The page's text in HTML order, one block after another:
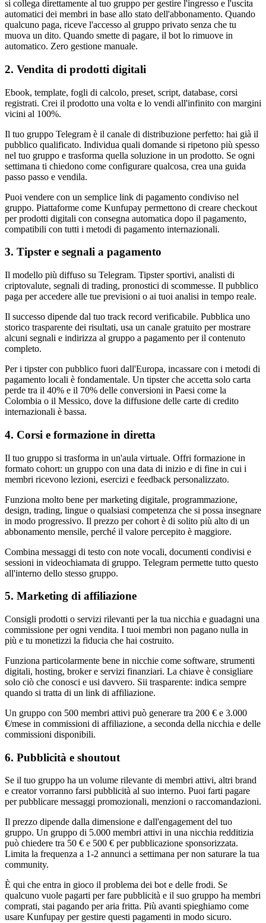
si collega direttamente al tuo gruppo per gestire l'ingresso e l'uscita
automatici dei membri in base allo stato dell'abbonamento. Quando
qualcuno paga, riceve l'accesso al gruppo privato senza che tu
muova un dito. Quando smette di pagare, il bot lo rimuove in
automatico. Zero gestione manuale.
2. Vendita di prodotti digitali
Ebook, template, fogli di calcolo, preset, script, database, corsi
registrati. Crei il prodotto una volta e lo vendi all'infinito con margini
vicini al 100%.
Il tuo gruppo Telegram è il canale di distribuzione perfetto: hai già il
pubblico qualificato. Individua quali domande si ripetono più spesso
nel tuo gruppo e trasforma quella soluzione in un prodotto. Se ogni
settimana ti chiedono come configurare qualcosa, crea una guida
passo passo e vendila.
Puoi vendere con un semplice link di pagamento condiviso nel
gruppo. Piattaforme come Kunfupay permettono di creare checkout
per prodotti digitali con consegna automatica dopo il pagamento,
compatibili con tutti i metodi di pagamento internazionali.
3. Tipster e segnali a pagamento
Il modello più diffuso su Telegram. Tipster sportivi, analisti di
criptovalute, segnali di trading, pronostici di scommesse. Il pubblico
paga per accedere alle tue previsioni o ai tuoi analisi in tempo reale.
Il successo dipende dal tuo track record verificabile. Pubblica uno
storico trasparente dei risultati, usa un canale gratuito per mostrare
alcuni segnali e indirizza al gruppo a pagamento per il contenuto
completo.
Per i tipster con pubblico fuori dall'Europa, incassare con i metodi di
pagamento locali è fondamentale. Un tipster che accetta solo carta
perde tra il 40% e il 70% delle conversioni in Paesi come la
Colombia o il Messico, dove la diffusione delle carte di credito
internazionali è bassa.
4. Corsi e formazione in diretta
Il tuo gruppo si trasforma in un'aula virtuale. Offri formazione in
formato cohort: un gruppo con una data di inizio e di fine in cui i
membri ricevono lezioni, esercizi e feedback personalizzato.
Funziona molto bene per marketing digitale, programmazione,
design, trading, lingue o qualsiasi competenza che si possa insegnare
in modo progressivo. Il prezzo per cohort è di solito più alto di un
abbonamento mensile, perché il valore percepito è maggiore.
Combina messaggi di testo con note vocali, documenti condivisi e
sessioni in videochiamata di gruppo. Telegram permette tutto questo
all'interno dello stesso gruppo.
5. Marketing di affiliazione
Consigli prodotti o servizi rilevanti per la tua nicchia e guadagni una
commissione per ogni vendita. I tuoi membri non pagano nulla in
più e tu monetizzi la fiducia che hai costruito.
Funziona particolarmente bene in nicchie come software, strumenti
digitali, hosting, broker e servizi finanziari. La chiave è consigliare
solo ciò che conosci e usi davvero. Sii trasparente: indica sempre
quando si tratta di un link di affiliazione.
Un gruppo con 500 membri attivi può generare tra 200 € e 3.000
€/mese in commissioni di affiliazione, a seconda della nicchia e delle
commissioni disponibili.
6. Pubblicità e shoutout
Se il tuo gruppo ha un volume rilevante di membri attivi, altri brand
e creator vorranno farsi pubblicità al suo interno. Puoi farti pagare
per pubblicare messaggi promozionali, menzioni o raccomandazioni.
Il prezzo dipende dalla dimensione e dall'engagement del tuo
gruppo. Un gruppo di 5.000 membri attivi in una nicchia redditizia
può chiedere tra 50 € e 500 € per pubblicazione sponsorizzata.
Limita la frequenza a 1-2 annunci a settimana per non saturare la tua
community.
È qui che entra in gioco il problema dei bot e delle frodi. Se
qualcuno vuole pagarti per fare pubblicità e il suo gruppo ha membri
comprati, stai pagando per aria fritta. Più avanti spieghiamo come
usare Kunfupay per gestire questi pagamenti in modo sicuro.